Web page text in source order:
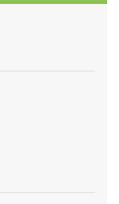
ermöglicht
Vitamin D
Das
in
über die
die
ins Blut.